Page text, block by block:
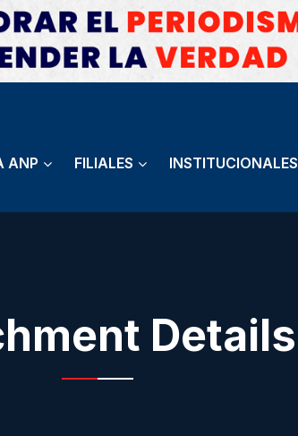
ANP FILIALES INSTITUCIONALES
Details